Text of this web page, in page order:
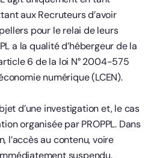
aux Recruteurs d’avoir
pour le relai de leurs
a la qualité d’hébergeur de la
6 de la loi N° 2004-575
numérique (LCEN).
d’une investigation et, le cas
organisée par PROPPL. Dans
l’accès au contenu, voire
suspendu.